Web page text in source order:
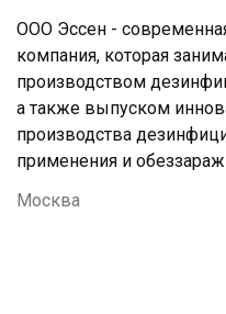
ООО Эссен -
компания, которая
производством
а также выпуском
производства
применения и
Москва